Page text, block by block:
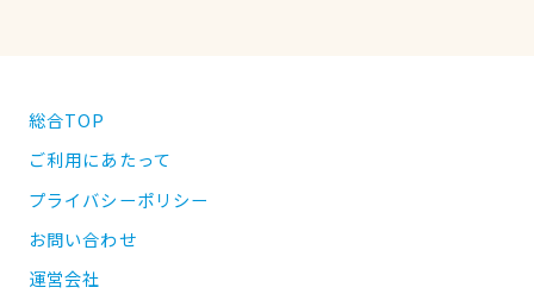
総合TOP
ご利用にあたって
プライバシーポリシー
お問い合わせ
運営会社